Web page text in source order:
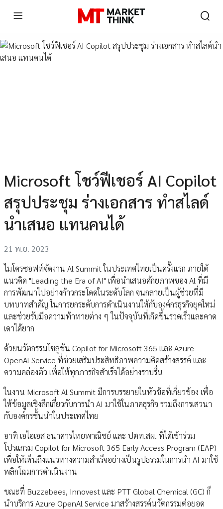
Microsoft โชว์ฟีเชอร์ AI Copilot
สรุปประชุม ร่างเอกสาร ทำสไลด์
นำเสนอ แทนคนได้
21 พ.ย. 2023
ไมโครซอฟท์จัดงาน Al Summit ในประเทศไทยเป็นครั้งแรก ภายใต้
แนวคิด "Leading the Era of AI" เพื่อนำเสนอศักยภาพของ Al ที่มี
การพัฒนาไปอย่างก้าวกระโดดในระดับโลก จนกลายเป็นผู้ช่วยที่มี
บทบาทสำคัญ ในการยกระดับการดำเนินงานให้กับองค์กรธุรกิจยุคใหม่
และช่วยรับมือความท้าทายต่าง ๆ ในปัจจุบันที่เกิดขึ้นรวดเร็วและคาด
เดาได้ยาก
ด้วยนวัตกรรมโซลูชัน Copilot for Microsoft 365 และ Azure
OpenAl Service ที่ช่วยเสริมประสิทธิภาพความคิดสร้างสรรค์ และ
ความคล่องตัว เพื่อให้ทุกภารกิจสำเร็จได้อย่างราบรื่น
ในงาน Microsoft Al Summit มีการบรรยายในหัวข้อที่เกี่ยวข้อง เพื่อ
ให้ข้อมูลเชิงลึกเกี่ยวกับการนำ AI มาใช้ในภาคธุรกิจ รวมถึงการเสวนา
กับองค์กรชั้นนำในประเทศไทย
อาทิ เอไอเอส ธนาคารไทยพาณิชย์ และ ปตท.สผ. ที่ได้เข้าร่วม
โปรแกรม Copilot for Microsoft 365 Early Access Program (EAP)
เพื่อให้เห็นถึงแนวทางความสำเร็จอย่างเป็นรูปธรรมในการนำ AI มาใช้
พลิกโฉมการดำเนินงาน
ขณะที่ Buzzebees, Innovest และ PTT Global Chemical (GC) ก็
นำบริการ Azure OpenAl Service มาสร้างสรรค์นวัตกรรมต่อยอด